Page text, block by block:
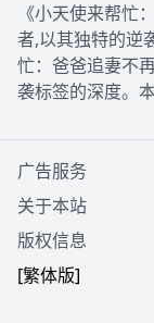
《小天使来帮忙
者,以其独特的逆
忙：爸爸追妻不
袭标签的深度。
广告服务
关于本站
版权信息
[繁体版]